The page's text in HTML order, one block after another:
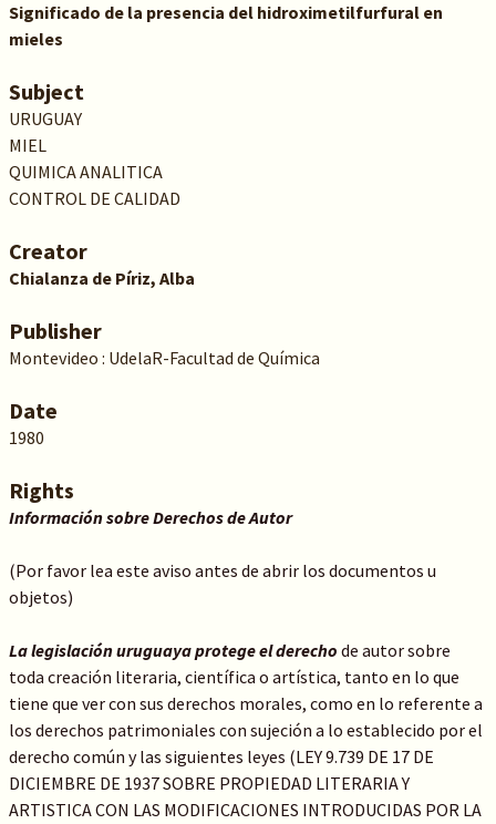
Significado de la presencia del hidroximetilfurfural en
mieles
Subject
URUGUAY
MIEL
QUIMICA ANALITICA
CONTROL DE CALIDAD
Creator
Chialanza de Píriz, Alba
Publisher
Montevideo : UdelaR-Facultad de Química
Date
1980
Rights
Información sobre Derechos de Autor
(Por favor lea este aviso antes de abrir los documentos u
objetos)
La legislación uruguaya protege el derecho de autor sobre
toda creación literaria, científica o artística, tanto en lo que
tiene que ver con sus derechos morales, como en lo referente a
los derechos patrimoniales con sujeción a lo establecido por el
derecho común y las siguientes leyes (LEY 9.739 DE 17 DE
DICIEMBRE DE 1937 SOBRE PROPIEDAD LITERARIA Y
ARTISTICA CON LAS MODIFICACIONES INTRODUCIDAS POR LA